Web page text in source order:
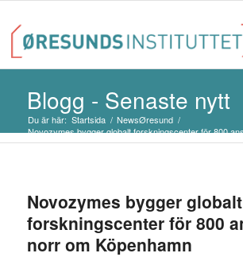
Blogg - Senaste nytt
Du är här: Startsida / NewsØresund /
Novozymes bygger globalt forskningscenter för 800
Novozymes bygger globalt
forskningscenter för 800
norr om Köpenhamn